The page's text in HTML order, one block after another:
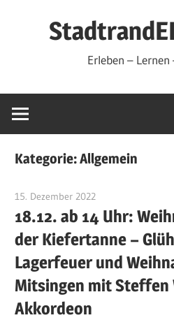
Erleben – Lernen
Kategorie:Allgemein
15. Dezember 2022
18.12. ab 14 Uhr:
der Kiefertanne –
Lagerfeuer und
Mitsingen mit Steffen
Akkordeon